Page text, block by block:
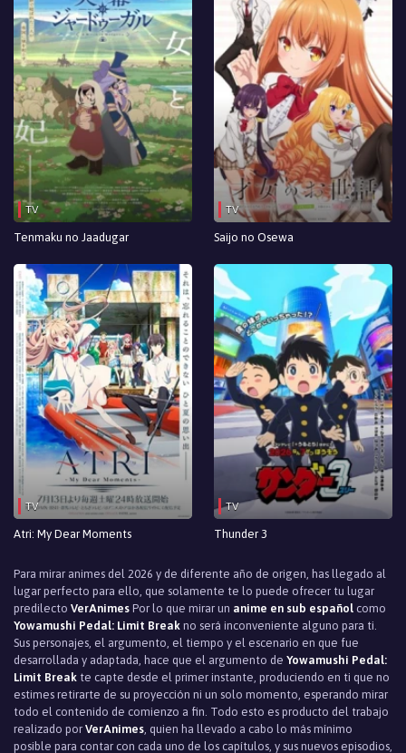
Episodio 8
Episodio 7
Episodio 6
Episodio 5
Episodio 4
Episodio 3
Episodio 2
Episodio 1
TV
Tenmaku no Jaadugar
TV
Saijo no Osewa
TV
Atri: My Dear Moments
TV
Thunder 3
Para mirar animes del 2026 y de diferente año de origen, has llegado al
lugar perfecto para ello, que solamente te lo puede ofrecer tu lugar
predilecto VerAnimes Por lo que mirar un anime en sub español como
Yowamushi Pedal: Limit Break no será inconveniente alguno para ti.
Sus personajes, el argumento, el tiempo y el escenario en que fue
desarrollada y adaptada, hace que el argumento de Yowamushi Pedal:
Limit Break te capte desde el primer instante, produciendo en ti que no
estimes retirarte de su proyección ni un solo momento, esperando mirar
todo el contenido de comienzo a fin. Todo esto es producto del trabajo
realizado por VerAnimes , quien ha llevado a cabo lo más mínimo
posible para contar con cada uno de los capítulos, y sus nuevos episodios,